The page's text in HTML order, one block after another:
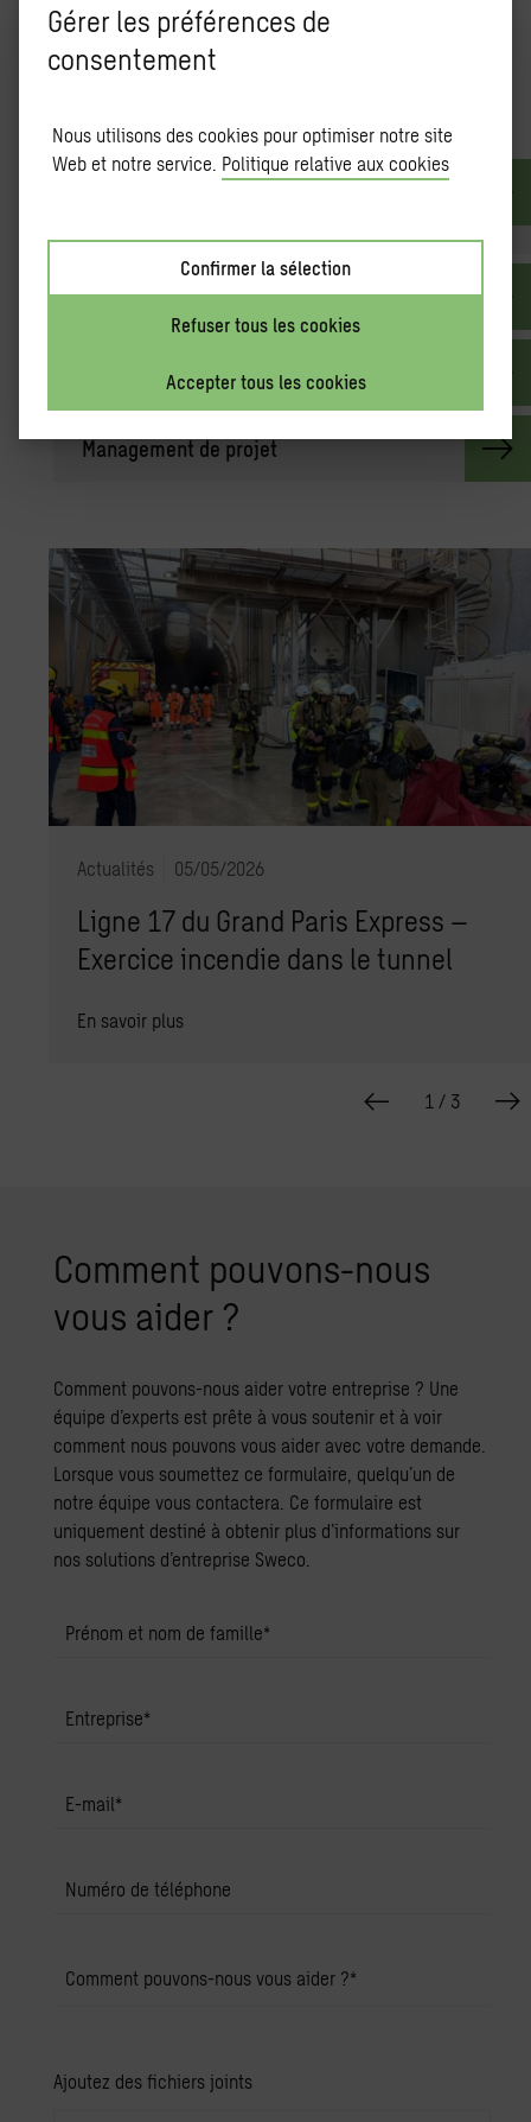
Gérer les préférences de
consentement
Nous utilisons des cookies pour optimiser notre site
Web et notre service. Politique relative aux cookies
Accepter tous les cookies
Refuser tous les cookies
Confirmer la sélection
Nos exper­tises
Éner­gies renou­ve­lables, Eau & Indus­trie
Infra­struc­tures de trans­port
Mana­ge­ment de pro­jet
Actualités 05/05/2026
Ligne 17 du Grand Paris Express –
Exercice incendie dans le tunnel
En savoir plus
1 / 3
Com­ment pou­vons-nous
vous aider ?
Comment pouvons-nous aider votre entreprise ? Une
équipe d’experts est prête à vous soutenir et à voir
comment nous pouvons vous aider avec votre demande.
Lorsque vous soumettez ce formulaire, quelqu’un de
notre équipe vous contactera. Ce formulaire est
uniquement destiné à obtenir plus d’informations sur
nos solutions d’entreprise Sweco.
Prénom et nom de famille*
Entreprise*
E-mail*
Numéro de téléphone
Comment pouvons-nous vous aider ?*
Ajoutez des fichiers joints